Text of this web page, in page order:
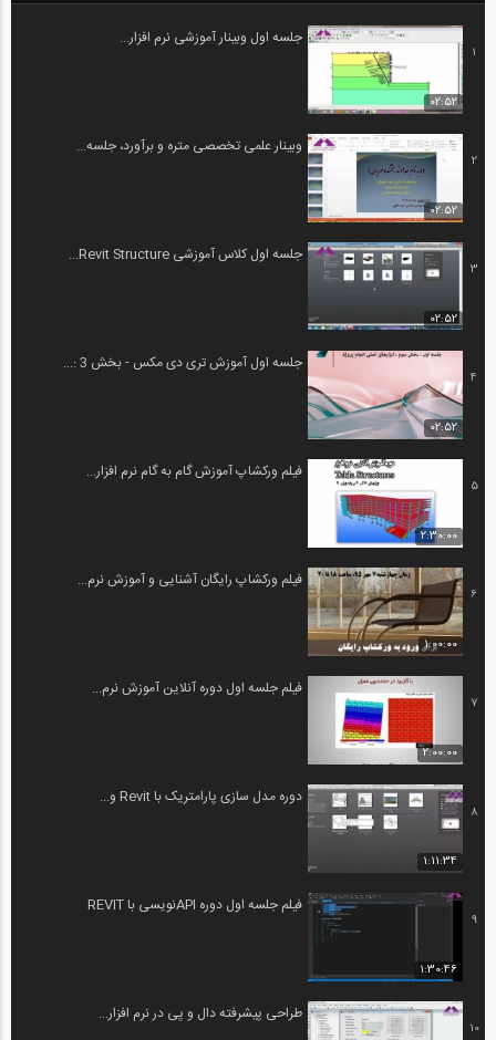
1
02:52
جلسه اول وبینار آموزشی نرم افزار...
2
02:52
وبینار علمی تخصصی متره و برآورد، جلسه...
3
02:52
جلسه اول کلاس آموزشی Revit Structure...
4
02:52
جلسه اول آموزش تری دی مکس - بخش 3 :...
5
2:30:00
فیلم ورکشاپ آموزش گام به گام نرم افزار...
6
1:00:00
فیلم ورکشاپ رایگان آشنایی و آموزش نرم...
7
2:00:00
فیلم جلسه اول دوره آنلاین آموزش نرم...
8
1:11:34
دوره مدل سازی پارامتریک با Revit و...
9
1:30:46
فیلم جلسه اول دوره APIنویسی با REVIT
10
طراحی پیشرفته دال و پی در نرم افزار...